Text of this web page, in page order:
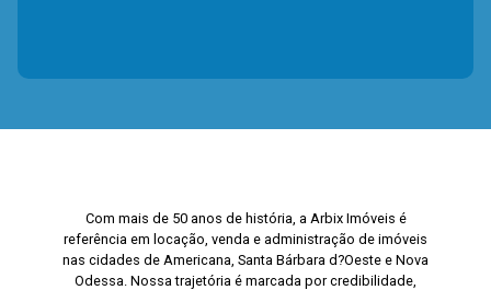
Com mais de 50 anos de história, a Arbix Imóveis é
referência em locação, venda e administração de imóveis
nas cidades de Americana, Santa Bárbara d?Oeste e Nova
Odessa. Nossa trajetória é marcada por credibilidade,